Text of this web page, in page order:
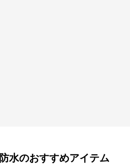
防水のおすすめアイテム